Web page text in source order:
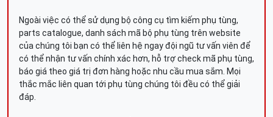
Ngoài việc có thể sử dụng bộ công cụ tìm kiếm phụ tùng,
parts catalogue, danh sách mã bộ phụ tùng trên website
của chúng tôi bạn có thể liên hệ ngay đội ngũ tư vấn viên để
có thể nhận tư vấn chính xác hơn, hỗ trợ check mã phụ tùng,
báo giá theo giá trị đơn hàng hoặc nhu cầu mua sắm. Mọi
thắc mắc liên quan tới phụ tùng chúng tôi đều có thể giải
đáp.